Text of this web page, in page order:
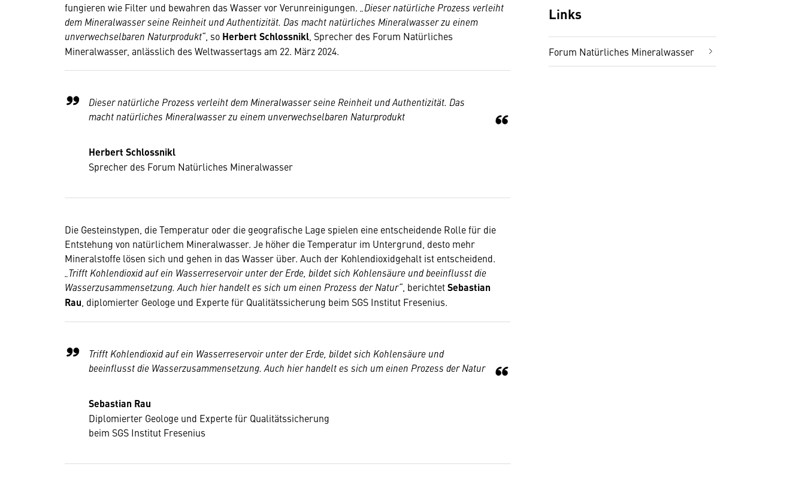
fungieren wie Filter und bewahren das Wasser vor Verunreinigungen. „Dieser natürliche Prozess verleiht
dem Mineralwasser seine Reinheit und Authentizität. Das macht natürliches Mineralwasser zu einem
unverwechselbaren Naturprodukt“ , so Herbert Schlossnikl , Sprecher des Forum Natürliches
Mineralwasser, anlässlich des Weltwassertags am 22. März 2024.
Dieser natürliche Prozess verleiht dem Mineralwasser seine Reinheit und Authentizität. Das
macht natürliches Mineralwasser zu einem unverwechselbaren Naturprodukt
Herbert Schlossnikl
Sprecher des Forum Natürliches Mineralwasser
Die Gesteinstypen, die Temperatur oder die geografische Lage spielen eine entscheidende Rolle für die
Entstehung von natürlichem Mineralwasser. Je höher die Temperatur im Untergrund, desto mehr
Mineralstoffe lösen sich und gehen in das Wasser über. Auch der Kohlendioxidgehalt ist entscheidend.
„Trifft Kohlendioxid auf ein Wasserreservoir unter der Erde, bildet sich Kohlensäure und beeinflusst die
Wasserzusammensetzung. Auch hier handelt es sich um einen Prozess der Natur“ , berichtetSebastian
Rau , diplomierter Geologe und Experte für Qualitätssicherung beim SGS Institut Fresenius.
Trifft Kohlendioxid auf ein Wasserreservoir unter der Erde, bildet sich Kohlensäure und
beeinflusst die Wasserzusammensetzung. Auch hier handelt es sich um einen Prozess der Natur
Sebastian Rau
Diplomierter Geologe und Experte für Qualitätssicherung
beim SGS Institut Fresenius
Links
Forum Natürliches Mineralwasser